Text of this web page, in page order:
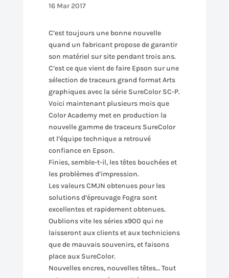
16 Mar 2017
C’est toujours une bonne nouvelle
quand un fabricant propose de garantir
son matériel sur site pendant trois ans.
C’est ce que vient de faire Epson sur une
sélection de traceurs grand format Arts
graphiques avec la série SureColor SC-P.
Voici maintenant plusieurs mois que
Color Academy met en production la
nouvelle gamme de traceurs SureColor
et l’équipe technique a retrouvé
confiance en Epson.
Finies, semble-t-il, les têtes bouchées et
les problèmes d’impression.
Les valeurs CMJN obtenues pour les
solutions d’épreuvage Fogra sont
excellentes et rapidement obtenues.
Oublions vite les séries x900 qui ne
laisseront aux clients et aux techniciens
que de mauvais souvenirs, et faisons
place aux SureColor.
Nouvelles encres, nouvelles têtes… Tout